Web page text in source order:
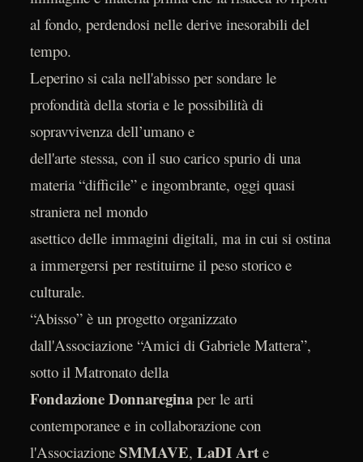
al fondo, perdendosi nelle derive inesorabili del
tempo.
Leperino si cala nell'abisso per sondare le
profondità della storia e le possibilità di
sopravvivenza dell’umano e
dell'arte stessa, con il suo carico spurio di una
materia “difficile” e ingombrante, oggi quasi
straniera nel mondo
asettico delle immagini digitali, ma in cui si ostina
a immergersi per restituirne il peso storico e
culturale.
“Abisso” è un progetto organizzato
dall'Associazione “Amici di Gabriele Mattera”,
sotto il Matronato della
Fondazione Donnareginaper le arti
contemporanee e in collaborazione con
l'Associazione SMMAVE, LaDI Arte